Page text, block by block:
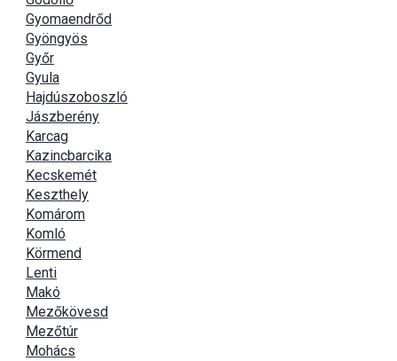
Gyomaendrőd
Gyöngyös
Győr
Gyula
Hajdúszoboszló
Jászberény
Karcag
Kazincbarcika
Kecskemét
Keszthely
Komárom
Komló
Körmend
Lenti
Makó
Mezőkövesd
Mezőtúr
Mohács